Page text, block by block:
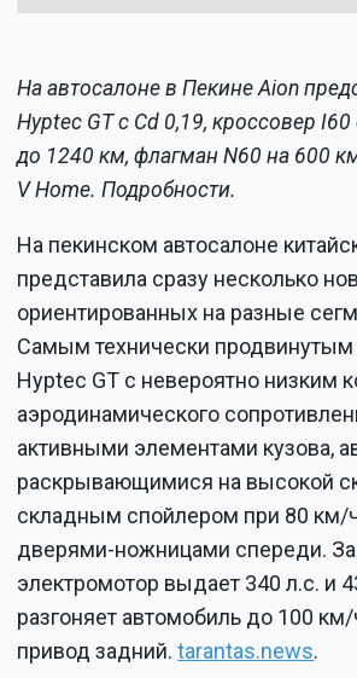
На автосалоне в Пекине Aion
Hyptec GT с Cd 0,19, кроссовер
до 1240 км, флагман N60 на 600
V Home. Подробности.
На пекинском автосалоне
представила сразу несколько
ориентированных на разные
Самым технически продвинутым
Hyptec GT с невероятно низким
аэродинамического
активными элементами кузова,
раскрывающимися на высокой
складным спойлером при 80
дверями-ножницами спереди.
электромотор выдает 340 л.с. и
разгоняет автомобиль до 100 км/
привод задний.tarantas.news.